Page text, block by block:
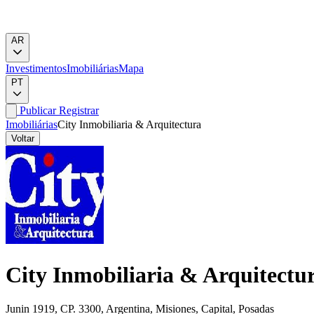
AR
InvestimentosImobiliáriasMapa
PT
PublicarRegistrar
ImobiliáriasCity Inmobiliaria & Arquitectura
Voltar
City Inmobiliaria &
Junin 1919, CP. 3300, Argentina, Misiones, Capital, Posadas